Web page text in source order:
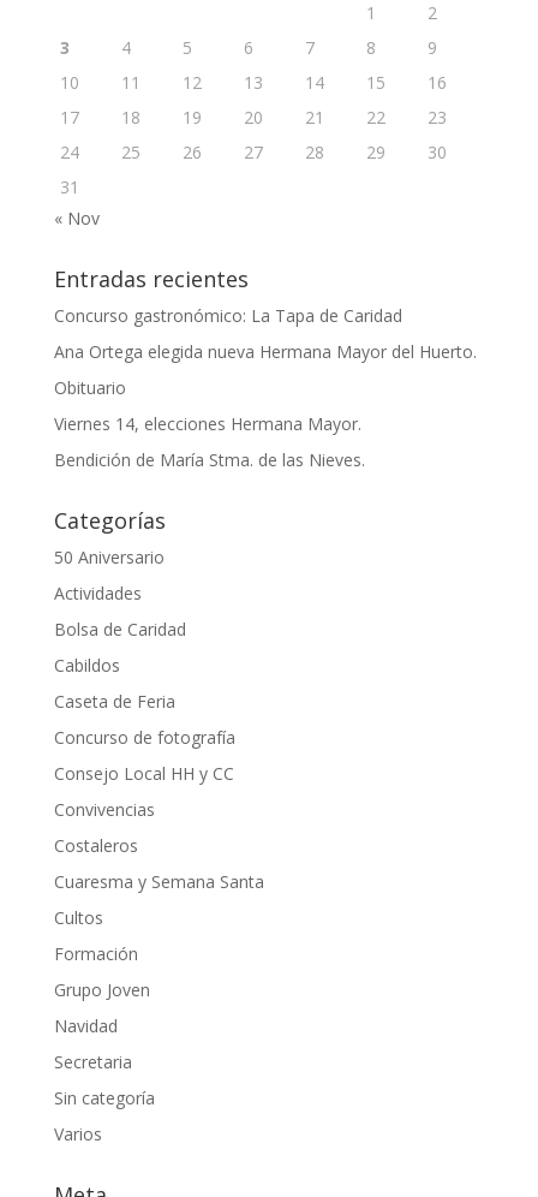
1
2
3
4 5 6 7 8
9
10
11 12 13 14 15
16
17
18 19 20 21 22
23
24
25 26 27 28 29
30
31
« Nov
Entradas recientes
Concurso gastronómico: La Tapa de Caridad
Ana Ortega elegida nueva Hermana Mayor del Huerto.
Obituario
Viernes 14, elecciones Hermana Mayor.
Bendición de María Stma. de las Nieves.
Categorías
50 Aniversario
Actividades
Bolsa de Caridad
Cabildos
Caseta de Feria
Concurso de fotografía
Consejo Local HH y CC
Convivencias
Costaleros
Cuaresma y Semana Santa
Cultos
Formación
Grupo Joven
Navidad
Secretaria
Sin categoría
Varios